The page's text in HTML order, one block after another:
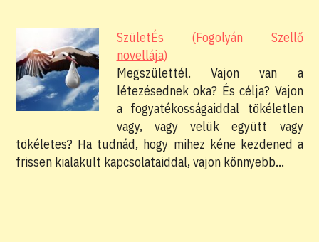
SzületÉs (Fogolyán Szellő
novellája)
Megszülettél. Vajon van a
létezésednek oka? És célja? Vajon
a fogyatékosságaiddal tökéletlen
vagy, vagy velük együtt vagy
tökéletes? Ha tudnád, hogy mihez kéne kezdened a
frissen kialakult kapcsolataiddal, vajon könnyebb…